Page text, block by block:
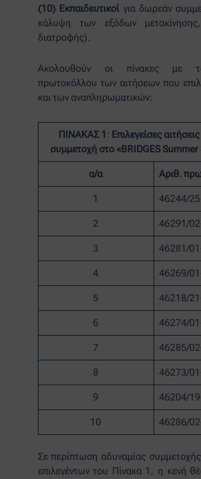
(10) Εκπαιδευτικοί για δωρεάν
κάλυψη των εξόδων
διατροφής).
Ακολουθούν οι πίνακες με
πρωτοκόλλου των αιτήσεων που
και των αναπληρωματικών:
ΠΙΝΑΚΑΣ 1: Επιλεγείσες
συμμετοχή στο «BRIDGES
α/α Αριθ.
1 46244/
2 46291/
3 46281/
4 46269/
5 46218/
6 46274/
7 46285/
8 46273/
9 46204/
10 46286/
Σε περίπτωση αδυναμίας
επιλεγέντων του Πίνακα 1, η κενή